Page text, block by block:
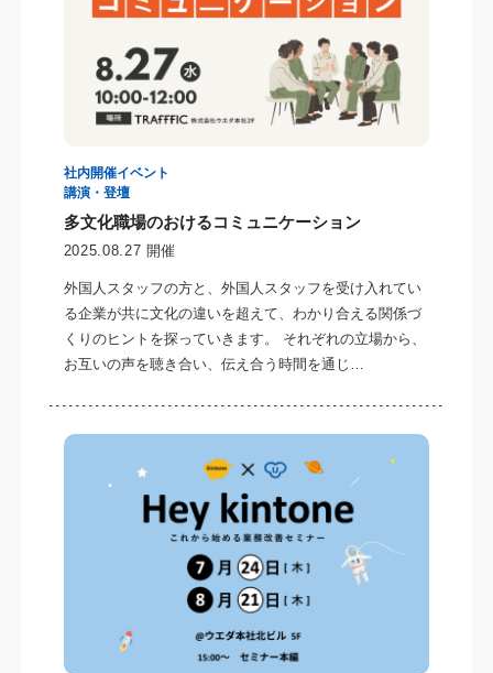
社内開催イベント
講演・登壇
多文化職場のおけるコミュニケーション
2025.08.27 開催
外国人スタッフの方と、外国人スタッフを受け入れてい
る企業が共に文化の違いを超えて、わかり合える関係づ
くりのヒントを探っていきます。 それぞれの立場から、
お互いの声を聴き合い、伝え合う時間を通じ…